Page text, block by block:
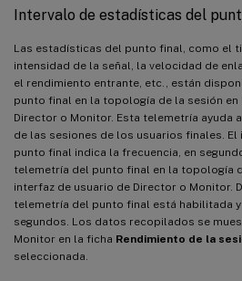
Intervalo de estadísticas del
Las estadísticas del punto final, como el
intensidad de la señal, la velocidad de
el rendimiento entrante, etc., están
punto final en la topología de la sesión
Director o Monitor. Esta telemetría ayuda
de las sesiones de los usuarios finales.
punto final indica la frecuencia, en
telemetría del punto final en la topología
interfaz de usuario de Director o Monitor.
telemetría del punto final está habilitada
segundos. Los datos recopilados se
Monitor en la ficha Rendimiento de la
seleccionada.